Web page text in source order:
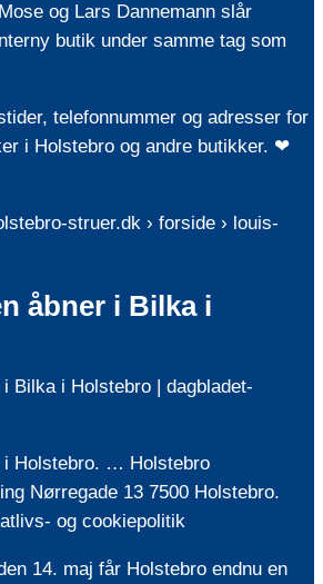
og Lars Dannemann slår
butik under samme tag som
telefonnummer og adresser for
i Holstebro og andre butikker. ❤
struer.dk › forside › louis-
åbner i Bilka i
Bilka i Holstebro | dagbladet-
i Holstebro. … Holstebro
Nørregade 13 7500 Holstebro.
og cookiepolitik
14. maj får Holstebro endnu en